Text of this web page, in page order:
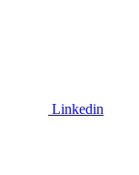
Linkedin